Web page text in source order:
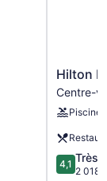
Hilton
Long
Beach
Hotel
ville
de
Long
Hilton
Centre-
Piscine
4.1
sur
4,1 Très
2 018